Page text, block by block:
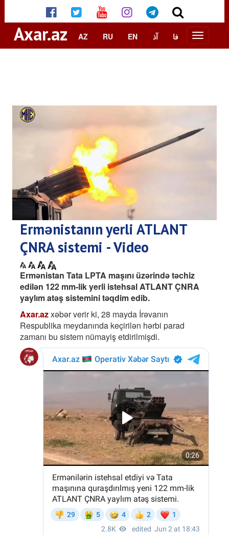
Axar.az AZ RU EN آذ فا
Ermənistanın yerli ATLANT
ÇNRA sistemi - Video
Ermənistan Tata LPTA maşını üzərində təchiz
edilən 122 mm-lik yerli istehsal ATLANT ÇNRA
yaylım atəş sistemini təqdim edib.
Axar.azxəbər verir ki, 28 mayda İrəvanın
Respublika meydanında keçirilən hərbi parad
zamanı bu sistem nümayiş etdirilmişdi.